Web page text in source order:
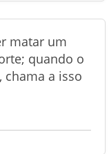
matar um
quando o
a isso